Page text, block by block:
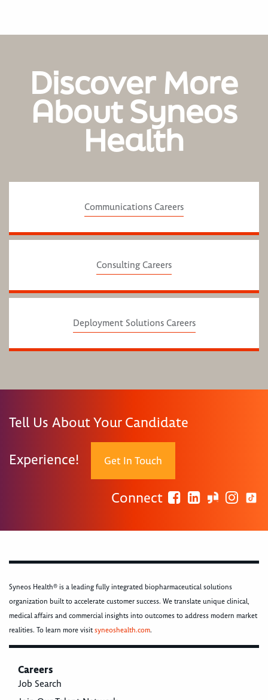
Discover More
About Syneos
Health
Communications Careers
Consulting Careers
Deployment Solutions Careers
Tell Us About Your Candidate
Experience! Get In Touch
Connect
Syneos Health® is a leading fully integrated biopharmaceutical solutions
organization built to accelerate customer success. We translate unique clinical,
medical affairs and commercial insights into outcomes to address modern market
realities. To learn more visitsyneoshealth.com.
Careers
Job Search